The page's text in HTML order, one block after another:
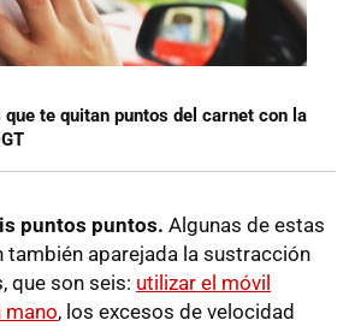
te quitan puntos del carnet con la
puntos puntos. Algunas de estas
también aparejada la sustracción
que son seis: utilizar el móvil
mano, los excesos de velocidad